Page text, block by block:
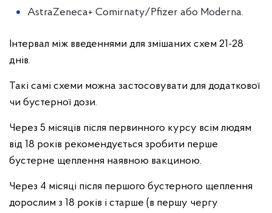
AstraZeneca+ Comirnaty/Pfizer або Moderna.
Інтервал між введеннями для змішаних схем 21-28
днів.
Такі самі схеми можна застосовувати для додаткової
чи бустерної дози.
Через 5 місяців після первинного курсу всім людям
від 18 років рекомендується зробити перше
бустерне щеплення наявною вакциною.
Через 4 місяці після першого бустерного щеплення
дорослим з 18 років і старше (в першу чергу